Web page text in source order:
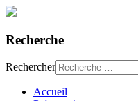
Recherche
Rechercher
Accueil